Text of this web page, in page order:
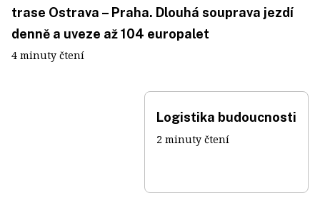
trase Ostrava – Praha. Dlouhá souprava jezdí
denně a uveze až 104 europalet
4 minuty čtení
Logistika budoucnosti
2 minuty čtení